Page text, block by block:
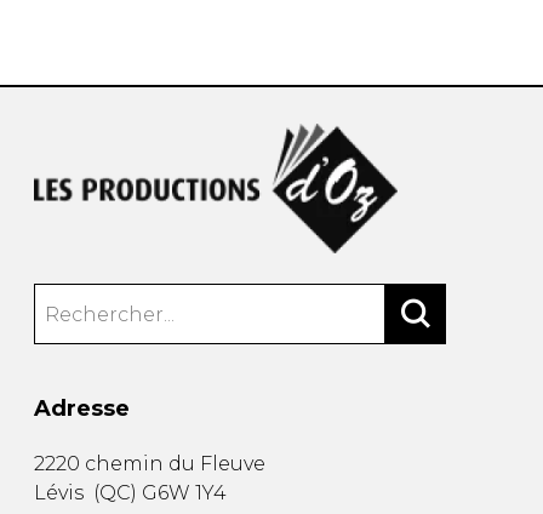
Adresse
2220 chemin du Fleuve
Lévis (QC) G6W 1Y4